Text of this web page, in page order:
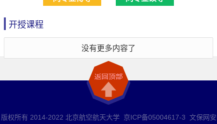
开授课程
没有更多内容了
版权所有 2014-2022 北京航空航天大学 京ICP备05004617-3 文保网安